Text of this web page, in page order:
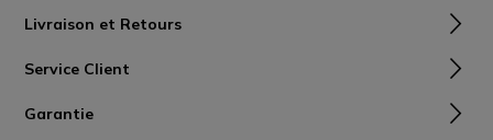
Livraison et Retours
Service Client
Garantie